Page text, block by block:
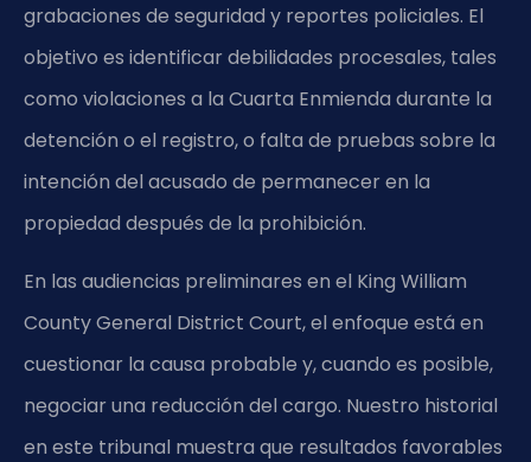
grabaciones de seguridad y reportes policiales. El
objetivo es identificar debilidades procesales, tales
como violaciones a la Cuarta Enmienda durante la
detención o el registro, o falta de pruebas sobre la
intención del acusado de permanecer en la
propiedad después de la prohibición.
En las audiencias preliminares en el King William
County General District Court, el enfoque está en
cuestionar la causa probable y, cuando es posible,
negociar una reducción del cargo. Nuestro historial
en este tribunal muestra que resultados favorables